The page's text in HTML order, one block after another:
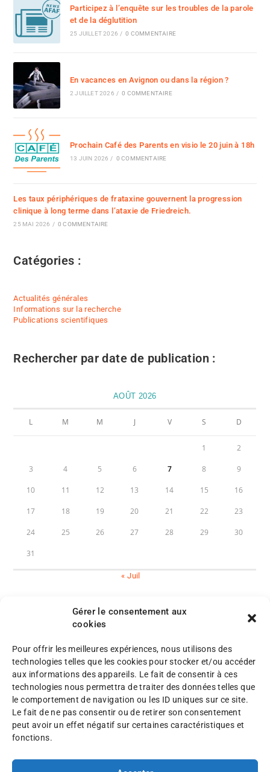
Gérer le consentement aux
cookies
Pour offrir les meilleures expériences, nous utilisons des
technologies telles que les cookies pour stocker et/ou accéder
aux informations des appareils. Le fait de consentir à ces
technologies nous permettra de traiter des données telles que
le comportement de navigation ou les ID uniques sur ce site.
Le fait de ne pas consentir ou de retirer son consentement
peut avoir un effet négatif sur certaines caractéristiques et
fonctions.
Participez à l’enquête sur les troubles de la parole
et de la déglutition
25 JUILLET 2026 / 0 COMMENTAIRE
En vacances en Avignon ou dans la région ?
2 JUILLET 2026 / 0 COMMENTAIRE
Prochain Café des Parents en visio le 20 juin à 18h
13 JUIN 2026 / 0 COMMENTAIRE
Les taux périphériques de frataxine gouvernent la progression
clinique à long terme dans l’ataxie de Friedreich.
25 MAI 2026 / 0 COMMENTAIRE
Catégories :
Actualités générales
Informations sur la recherche
Publications scientifiques
Rechercher par date de publication :
AOÛT 2026
L M M J V S D
1 2
3 4 5 6 7 8 9
10 11 12 13 14 15 16
17 18 19 20 21 22 23
24 25 26 27 28 29 30
31
« Juil
©
A
F
A
F
M
e
n
t
i
o
n
s
P
l
a
n
d
s